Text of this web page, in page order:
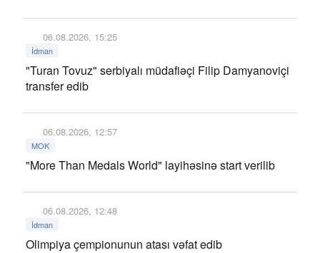
06.08.2026, 15:25
İdman
"Turan Tovuz" serbiyalı müdafiəçi Filip Damyanoviçi
transfer edib
06.08.2026, 12:57
MOK
"More Than Medals World" layihəsinə start verilib
06.08.2026, 12:48
İdman
Olimpiya çempionunun atası vəfat edib